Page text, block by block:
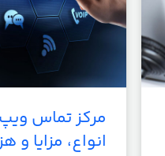
مرکز تماس
انواع، مزایا و